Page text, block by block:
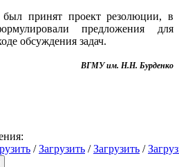
принят проект резолюции, в
предложения для
обсуждения задач.
ВГМУ им. Н.Н. Бурденко
/Загрузить /Загрузить /